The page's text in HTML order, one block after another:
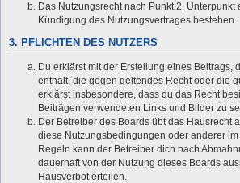
Das Nutzungsrecht nach Punkt 2, Unterpunkt
Kündigung des Nutzungsvertrages bestehen.
3. PFLICHTEN DES NUTZERS
Du erklärst mit der Erstellung eines Beitrags,
enthält, die gegen geltendes Recht oder die
erklärst insbesondere, dass du das Recht
Beiträgen verwendeten Links und Bilder zu
Der Betreiber des Boards übt das Hausrecht
diese Nutzungsbedingungen oder anderer
Regeln kann der Betreiber dich nach
dauerhaft von der Nutzung dieses Boards
Hausverbot erteilen.